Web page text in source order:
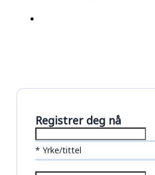
Registrer deg nå
* Yrke/tittel